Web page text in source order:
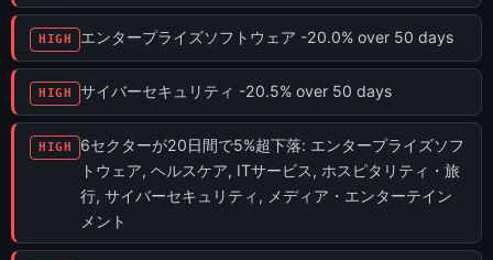
HIGH エンタープライズソフトウェア -20.0% over 50 days
HIGH サイバーセキュリティ -20.5% over 50 days
HIGH
6セクターが20日間で5%超下落: エンタープライズソフ
トウェア, ヘルスケア, ITサービス, ホスピタリティ・旅
行, サイバーセキュリティ, メディア・エンターテイン
メント